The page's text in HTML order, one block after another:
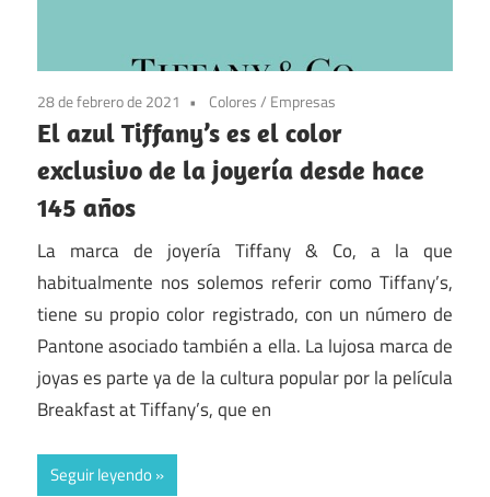
28 de febrero de 2021 Colores/ Empresas
El azul Tiffany’s es el color
exclusivo de la joyería desde hace
145 años
La marca de joyería Tiffany & Co, a la que
habitualmente nos solemos referir como Tiffany’s,
tiene su propio color registrado, con un número de
Pantone asociado también a ella. La lujosa marca de
joyas es parte ya de la cultura popular por la película
Breakfast at Tiffany’s, que en
Seguir leyendo